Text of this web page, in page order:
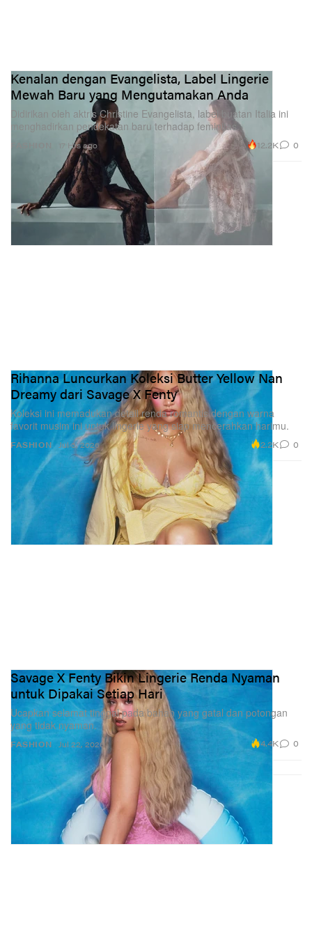
Kenalan dengan Evangelista, Label Lingerie
Mewah Baru yang Mengutamakan Anda
Didirikan oleh aktris Christine Evangelista, label buatan Italia ini
menghadirkan pendekatan baru terhadap feminitas.
17 Hrs ago 12.2K 0
FASHION
Rihanna Luncurkan Koleksi Butter Yellow Nan
Dreamy dari Savage X Fenty
Koleksi ini memadukan detail renda romantis dengan warna
favorit musim ini untuk lingerie yang siap mencerahkan harimu.
Jul 3, 2026 2.2K 0
FASHION
Savage X Fenty Bikin Lingerie Renda Nyaman
untuk Dipakai Setiap Hari
Ucapkan selamat tinggal pada bahan yang gatal dan potongan
yang tidak nyaman.
Jul 22, 2026 4.4K 0